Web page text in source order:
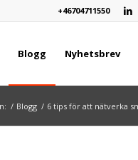
+46704711550
Blogg Nyhetsbrev
/ Blogg / 6 tips för att nätverka